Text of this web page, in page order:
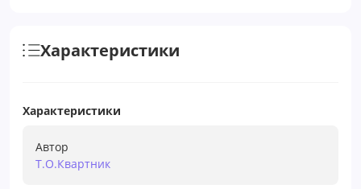
Характеристики
Характеристики
Автор
Т.О.Квартник